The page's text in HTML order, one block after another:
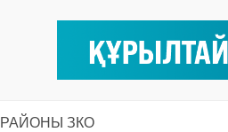
РАЙОНЫ ЗКО